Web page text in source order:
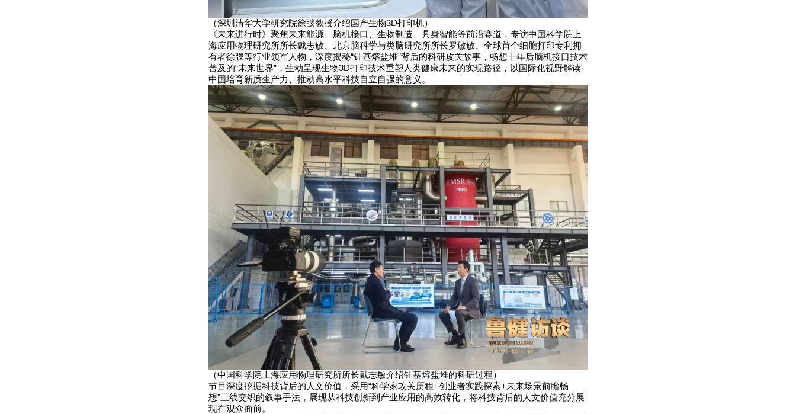
（深圳清华大学研究院徐弢教授介绍国产生物3D打印机）
《未来进行时》聚焦未来能源、脑机接口、生物制造、具身智能等前沿赛道，专访中国科学院上
海应用物理研究所所长戴志敏、北京脑科学与类脑研究所所长罗敏敏、全球首个细胞打印专利拥
有者徐弢等行业领军人物，深度揭秘“钍基熔盐堆”背后的科研攻关故事，畅想十年后脑机接口技术
普及的“未来世界”，生动呈现生物3D打印技术重塑人类健康未来的实现路径，以国际化视野解读
中国培育新质生产力、推动高水平科技自立自强的意义。
（中国科学院上海应用物理研究所所长戴志敏介绍钍基熔盐堆的科研过程）
节目深度挖掘科技背后的人文价值，采用“科学家攻关历程+创业者实践探索+未来场景前瞻畅
想”三线交织的叙事手法，展现从科技创新到产业应用的高效转化，将科技背后的人文价值充分展
现在观众面前。